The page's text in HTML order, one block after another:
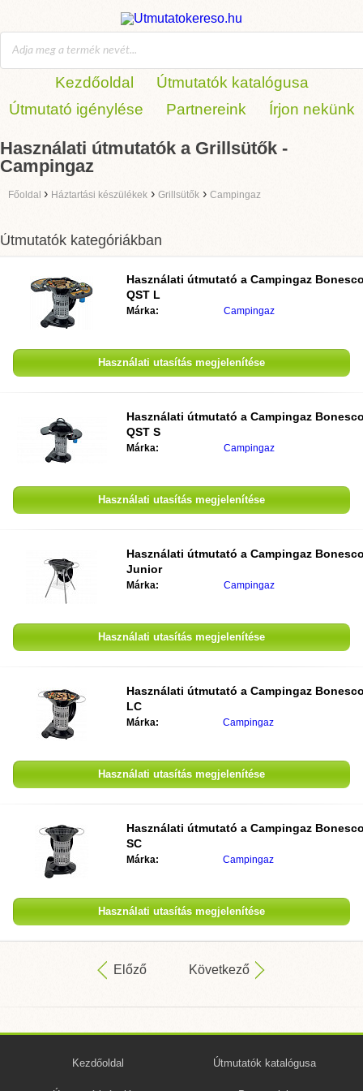
Kezdőoldal
Útmutatók katalógusa
Útmutató igénylése
Partnereink Írjon nekünk
Használati útmutatók a Grillsütők -
Campingaz
Főoldal › Háztartási készülékek › Grillsütők › Campingaz
Útmutatók kategóriákban
Használati útmutató a Campingaz
QST L
Márka: Campingaz
Használati utasítás megjelenítése
Használati útmutató a Campingaz
QST S
Márka: Campingaz
Használati utasítás megjelenítése
Használati útmutató a Campingaz
Junior
Márka: Campingaz
Használati utasítás megjelenítése
Használati útmutató a Campingaz
LC
Márka: Campingaz
Használati utasítás megjelenítése
Használati útmutató a Campingaz
SC
Márka: Campingaz
Használati utasítás megjelenítése
Előző Következő
Kezdőoldal Útmutatók katalógusa